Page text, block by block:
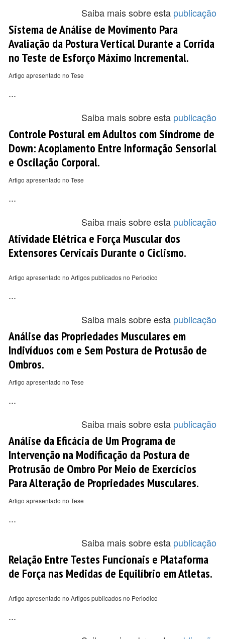
Saiba mais sobre esta publicação
Sistema de Análise de Movimento Para
Avaliação da Postura Vertical Durante a Corrida
no Teste de Esforço Máximo Incremental.
Artigo apresentado no Tese
...
Saiba mais sobre esta publicação
Controle Postural em Adultos com Síndrome de
Down: Acoplamento Entre Informação Sensorial
e Oscilação Corporal.
Artigo apresentado no Tese
...
Saiba mais sobre esta publicação
Atividade Elétrica e Força Muscular dos
Extensores Cervicais Durante o Ciclismo.
Artigo apresentado no Artigos publicados no Periodico
...
Saiba mais sobre esta publicação
Análise das Propriedades Musculares em
Indivíduos com e Sem Postura de Protusão de
Ombros.
Artigo apresentado no Tese
...
Saiba mais sobre esta publicação
Análise da Eficácia de Um Programa de
Intervenção na Modificação da Postura de
Protrusão de Ombro Por Meio de Exercícios
Para Alteração de Propriedades Musculares.
Artigo apresentado no Tese
...
Saiba mais sobre esta publicação
Relação Entre Testes Funcionais e Plataforma
de Força nas Medidas de Equilíbrio em Atletas.
Artigo apresentado no Artigos publicados no Periodico
...